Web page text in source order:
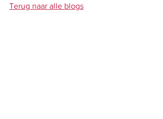
Terug naar alle blogs